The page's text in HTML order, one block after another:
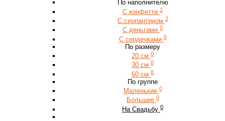
По наполнителю
С конфетти 1
С серпантином 2
С деньгами 0
С сердечками 0
По размеру
20 см 0
30 см 0
60 см 0
По группе
Маленькие 0
Большие 0
На Свадьбу 0